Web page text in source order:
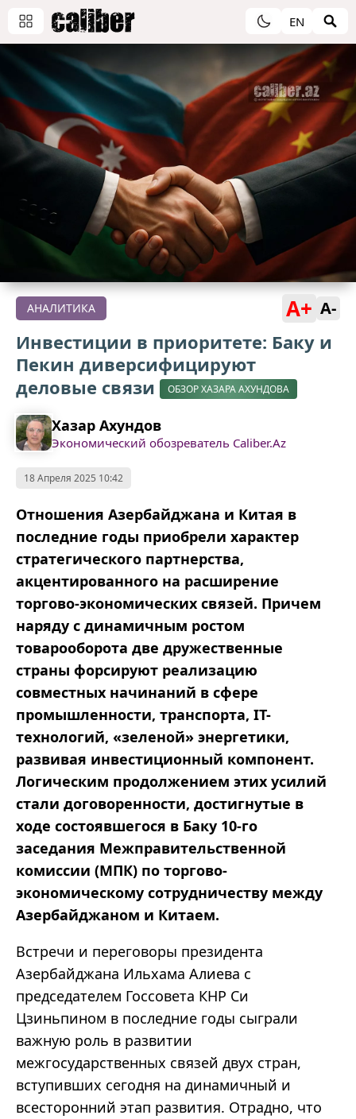
EN
АНАЛИТИКА A+ A-
Инвестиции в приоритете: Баку и
Пекин диверсифицируют
деловые связи
ОБЗОР ХАЗАРА АХУНДОВА
Хазар Ахундов
Экономический обозреватель Caliber.Az
18 Апреля 2025 10:42
Отношения Азербайджана и Китая в
последние годы приобрели характер
стратегического партнерства,
акцентированного на расширение
торгово-экономических связей. Причем
наряду с динамичным ростом
товарооборота две дружественные
страны форсируют реализацию
совместных начинаний в сфере
промышленности, транспорта, IT-
технологий, «зеленой» энергетики,
развивая инвестиционный компонент.
Логическим продолжением этих усилий
стали договоренности, достигнутые в
ходе состоявшегося в Баку 10-го
заседания Межправительственной
комиссии (МПК) по торгово-
экономическому сотрудничеству между
Азербайджаном и Китаем.
Встречи и переговоры президента
Азербайджана Ильхама Алиева с
председателем Госсовета КНР Си
Цзиньпином в последние годы сыграли
важную роль в развитии
межгосударственных связей двух стран,
вступивших сегодня на динамичный и
всесторонний этап развития. Отрадно, что